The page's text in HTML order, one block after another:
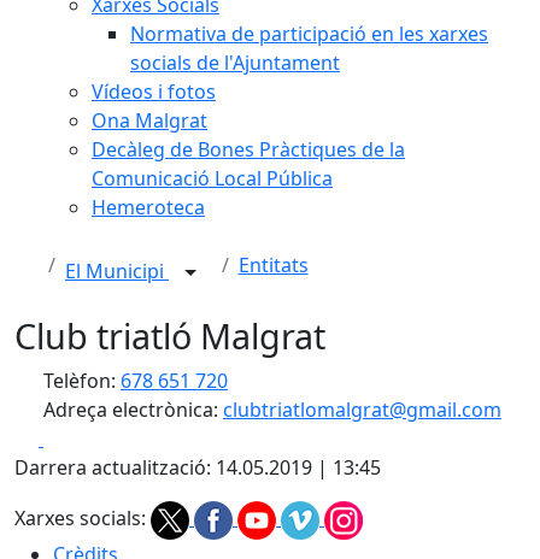
Normativa de participació en les xarxes
socials de l'Ajuntament
Vídeos i fotos
Ona Malgrat
Decàleg de Bones Pràctiques de la
Comunicació Local Pública
Hemeroteca
El Municipi Entitats
Club triatló Malgrat
Telèfon: 678 651 720
Adreça electrònica: clubtriatlomalgrat@gmail.com
Darrera actualització: 14.05.2019 | 13:45
Xarxes socials: